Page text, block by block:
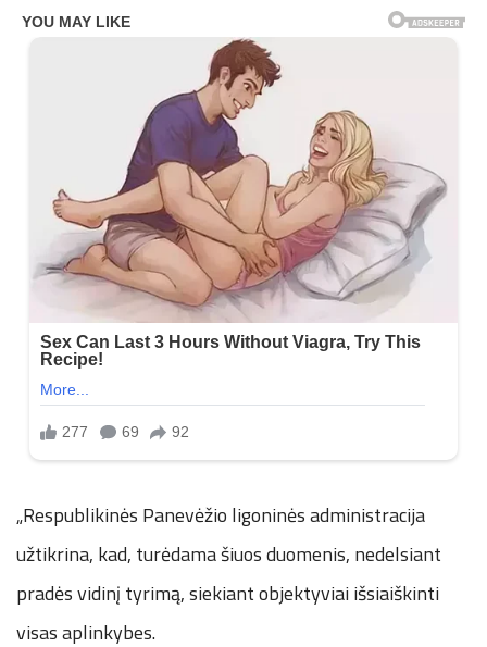
„Respublikinės Panevėžio ligoninės administracija
užtikrina, kad, turėdama šiuos duomenis, nedelsiant
pradės vidinį tyrimą, siekiant objektyviai išsiaiškinti
visas aplinkybes.